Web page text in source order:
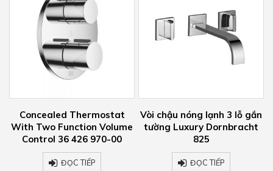
Vòi chậu nóng lạnh 3 lỗ gắn
tường Luxury Dornbracht
825
ĐỌC TIẾP
Vòi chậu nóng lạnh Luxury
Dornbracht 33 500 670-00
ĐỌC TIẾP